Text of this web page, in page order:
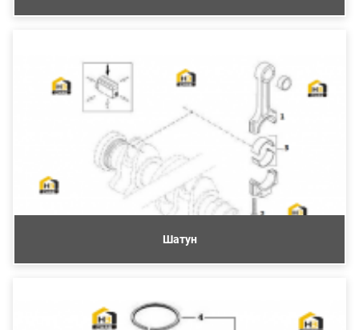
Шатун